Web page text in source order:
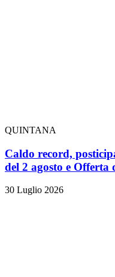
QUINTANA
Caldo record,
del 2 agosto e Offerta
30 Luglio 2026